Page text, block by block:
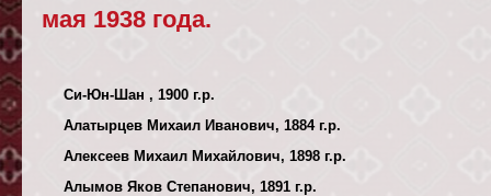
мая 1938 года.
Си-Юн-Шан , 1900 г.р.
Алатырцев Михаил Иванович, 1884 г.р.
Алексеев Михаил Михайлович, 1898 г.р.
Алымов Яков Степанович, 1891 г.р.